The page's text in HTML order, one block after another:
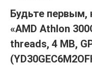
Будьте первым,
«AMD Athlon
threads, 4 MB,